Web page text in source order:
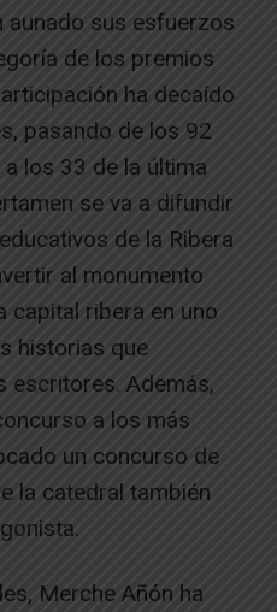
aunado sus esfuerzos
de los premios
ha decaído
pasando de los 92
los 33 de la última
se va a difundir
de la Ribera
al monumento
capital ribera en uno
historias que
escritores. Además,
a los más
un concurso de
la catedral también
Merche Añón ha